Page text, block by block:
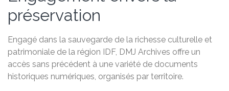
préservation
Engagé dans la sauvegarde de la richesse culturelle et
patrimoniale de la région IDF, DMJ Archives offre un
accès sans précédent à une variété de documents
historiques numériques, organisés par territoire.